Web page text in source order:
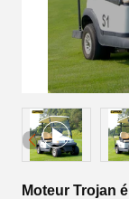
Moteur Trojan